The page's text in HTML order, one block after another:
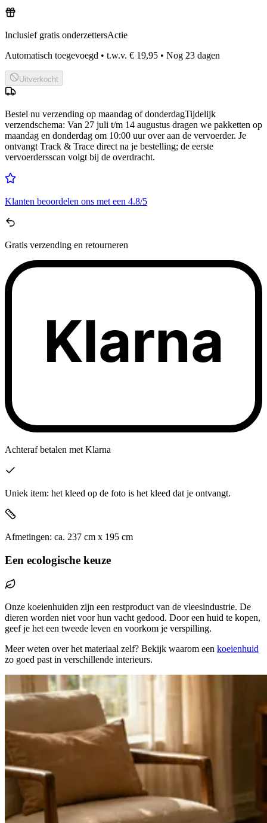
Inclusief gratis onderzettersActie
Automatisch toegevoegd • t.w.v. € 19,95 • Nog 23 dagen
Uitverkocht
Bestel nu verzending op maandag of donderdagTijdelijk
verzendschema: Van 27 juli t/m 14 augustus dragen we pakketten op
maandag en donderdag om 10:00 uur over aan de vervoerder. Je
ontvangt Track & Trace direct na je bestelling; de eerste
vervoerdersscan volgt bij de overdracht.
Klanten beoordelen ons met een 4.8/5
Gratis verzending en retourneren
Klarna
Achteraf betalen met Klarna
Uniek item: het kleed op de foto is het kleed dat je ontvangt.
Afmetingen: ca. 237 cm x 195 cm
Een ecologische keuze
Onze koeienhuiden zijn een restproduct van de vleesindustrie. De
dieren worden niet voor hun vacht gedood. Door een huid te kopen,
geef je het een tweede leven en voorkom je verspilling.
Meer weten over het materiaal zelf? Bekijk waarom een koeienhuid
zo goed past in verschillende interieurs.